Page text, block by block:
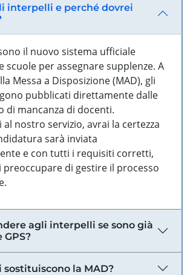
interpelli e perché dovrei
il nuovo sistema ufficiale
scuole per assegnare supplenze. A
Messa a Disposizione (MAD), gli
pubblicati direttamente dalle
di mancanza di docenti.
nostro servizio, avrai la certezza
sarà inviata
e con tutti i requisiti corretti,
preoccupare di gestire il processo
agli interpelli se sono già
la MAD?